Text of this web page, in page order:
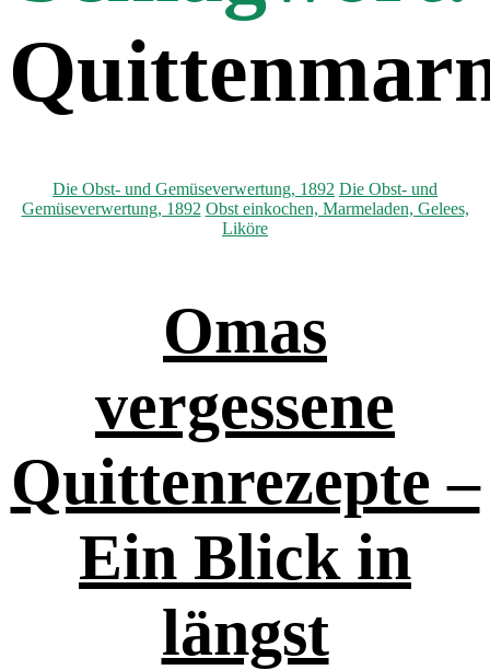
Kategorien
Die Obst- und Gemüseverwertung, 1892 Die Obst- und
Gemüseverwertung, 1892 Obst einkochen, Marmeladen, Gelees,
Liköre
Omas
vergessene
Quittenrezepte –
Ein Blick in
längst